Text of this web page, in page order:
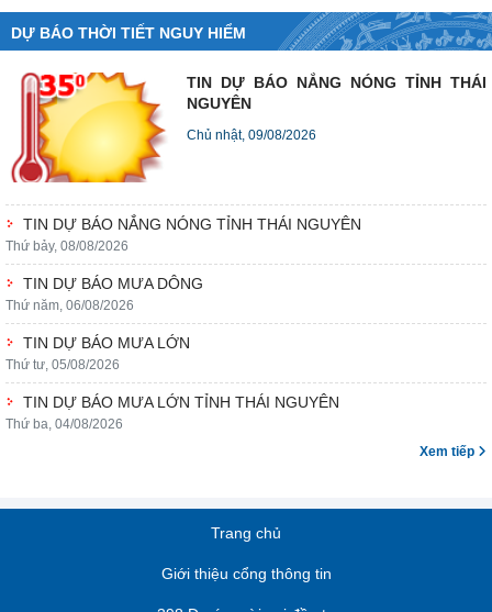
DỰ BÁO THỜI TIẾT NGUY HIỂM
TIN DỰ BÁO NẮNG NÓNG TỈNH THÁI
NGUYÊN
Chủ nhật, 09/08/2026
TIN DỰ BÁO NẮNG NÓNG TỈNH THÁI NGUYÊN
Thứ bảy, 08/08/2026
TIN DỰ BÁO MƯA DÔNG
Thứ năm, 06/08/2026
TIN DỰ BÁO MƯA LỚN
Thứ tư, 05/08/2026
TIN DỰ BÁO MƯA LỚN TỈNH THÁI NGUYÊN
Thứ ba, 04/08/2026
Xem tiếp
Trang chủ
Giới thiệu cổng thông tin
398 Dự án mời gọi đầu tư